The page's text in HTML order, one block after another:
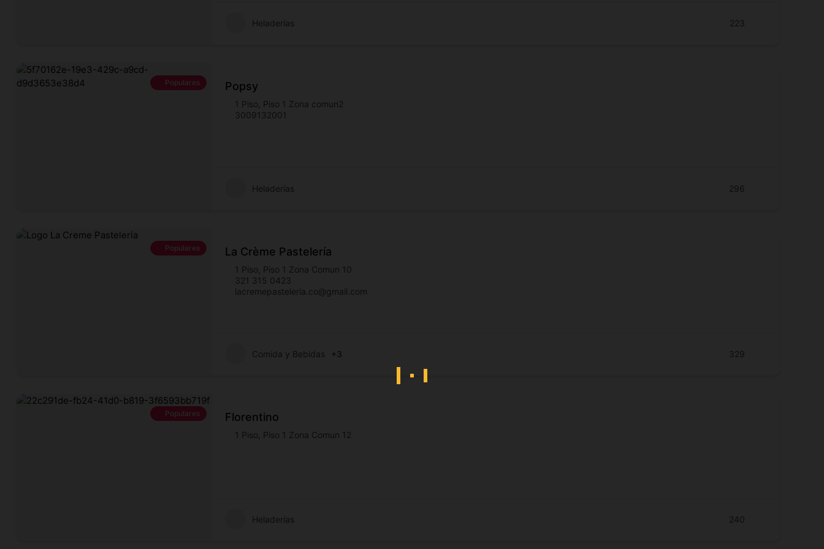
Heladerías 223
Populares Popsy
1 Piso
Piso 1 Zona comun2
3009132001
Heladerías 296
Populares La Crème Pastelería
1 Piso
Piso 1 Zona Comun 10
321 315 0423
lacremepasteleria.co@gmail.com
Comida y Bebidas +3 329
Populares Florentino
1 Piso Piso 1 Zona Comun 12
Heladerías 240